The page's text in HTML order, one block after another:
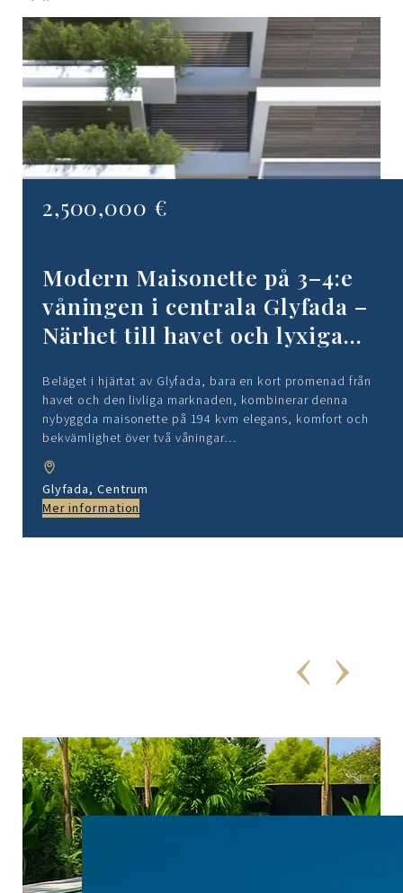
Modern Maisonette på 3–4:e
våningen i centrala Glyfada –
Närhet till havet och lyxiga
Beläget i hjärtat av Glyfada, bara en kort promenad från
havet och den livliga marknaden, kombinerar denna
nybyggda maisonette på 194 kvm elegans, komfort och
bekvämlighet över två våningar…
Glyfada, Centrum
Mer information
2,500,000 €